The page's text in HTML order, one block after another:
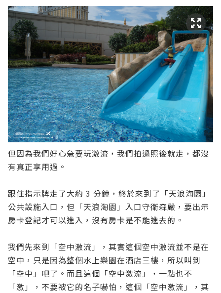
但因為我們好心急要玩激流，我們拍過照後就走，都沒
有真正享用過。
跟住指示牌走了大約 3 分鐘，終於來到了「天浪淘園」
公共設施入口，但「天浪淘園」入口守衛森嚴，要出示
房卡登記才可以進入，沒有房卡是不能進去的。
我們先來到「空中激流」，其實這個空中激流並不是在
空中，只是因為整個水上樂園在酒店三樓，所以叫到
「空中」吧了。而且這個「空中激流」，一點也不
「激」，不要被它的名子嚇怕，這個「空中激流」，其